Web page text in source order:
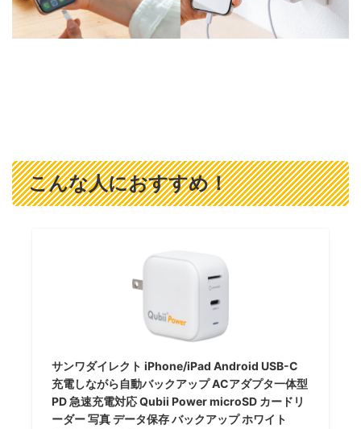
こんな人におすすめ！
サンワダイレクト iPhone/iPad Android USB-C
充電しながら自動バックアップ ACアダプタ一体型
PD 急速充電対応 Qubii Power microSD カードリ
ーダー 写真 データ保存 バックアップ ホワイト